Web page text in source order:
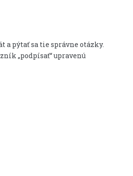
pýtať sa tie správne otázky.
„podpísať“ upravenú